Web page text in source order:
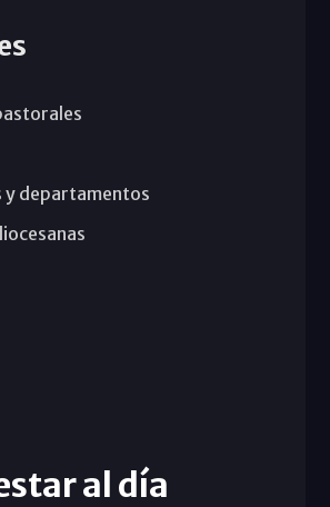
y departamentos
al día